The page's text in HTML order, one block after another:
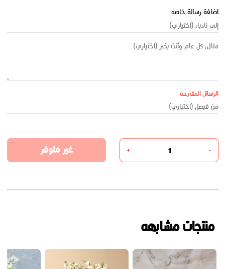
اضافة رسالة خاصه
الرسائل المقترحة
-
+ غير متوفر
منتجات مشابهه